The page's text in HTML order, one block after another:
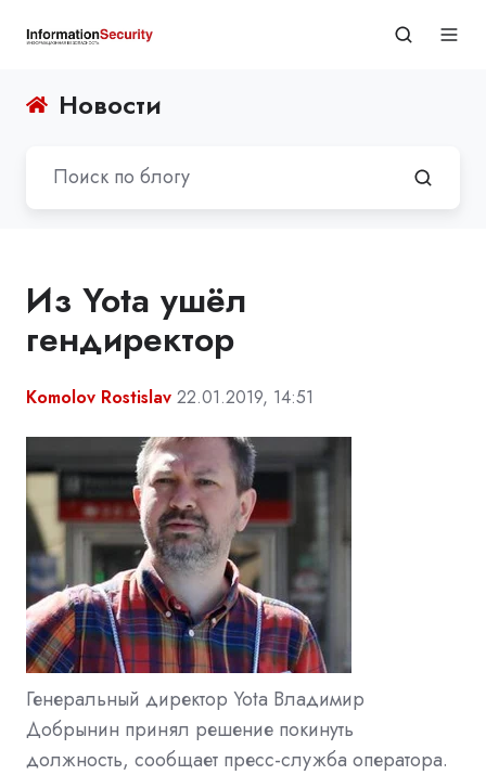
Новости
Из Yota ушёл
гендиректор
Komolov Rostislav 22.01.2019, 14:51
Генеральный директор Yota Владимир
Добрынин принял решение покинуть
должность, сообщает пресс-служба оператора.